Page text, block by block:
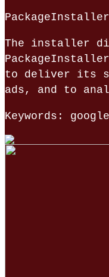
The installer
to deliver its
ads, and to
Keywords: